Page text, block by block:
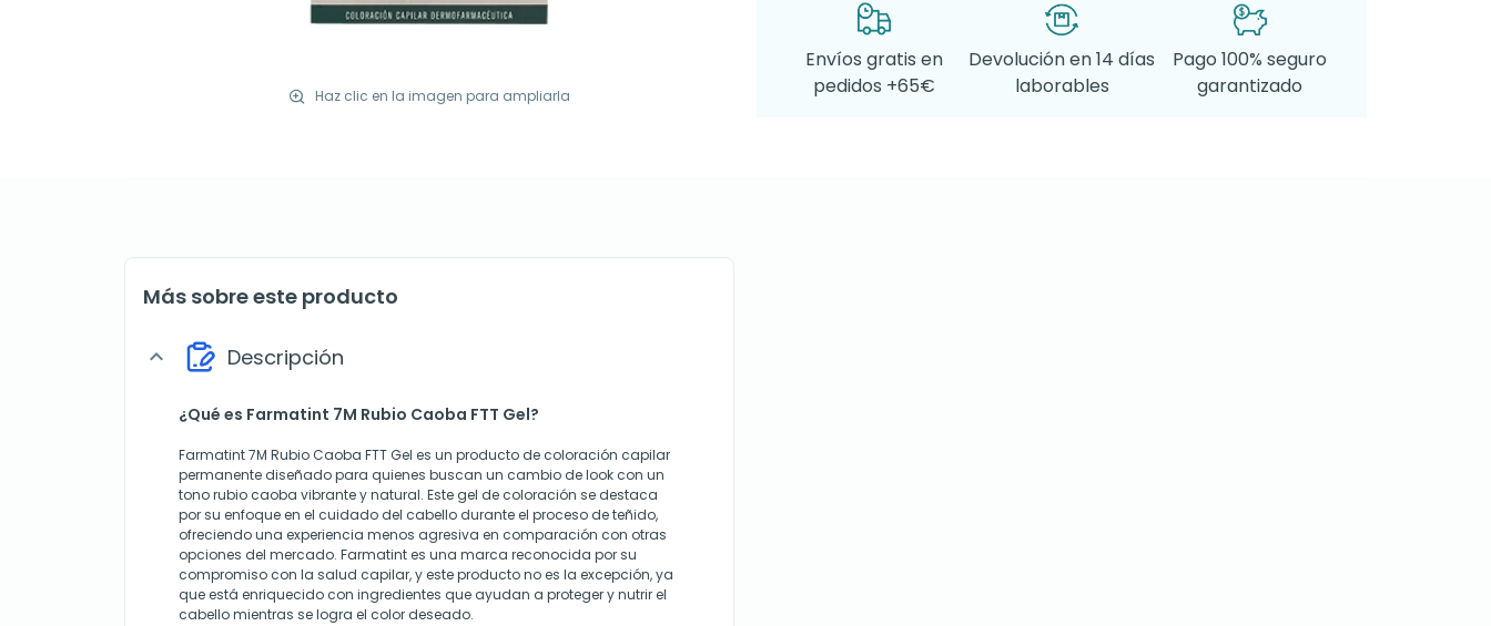
Haz clic en la imagen para ampliarla
Envíos gratis en
pedidos +65€
Devolución en 14 días
laborables
Pago 100% seguro
garantizado
Más sobre este producto
expand_more Descripción
¿Qué es Farmatint 7M Rubio Caoba FTT Gel?
Farmatint 7M Rubio Caoba FTT Gel es un producto de coloración capilar
permanente diseñado para quienes buscan un cambio de look con un
tono rubio caoba vibrante y natural. Este gel de coloración se destaca
por su enfoque en el cuidado del cabello durante el proceso de teñido,
ofreciendo una experiencia menos agresiva en comparación con otras
opciones del mercado. Farmatint es una marca reconocida por su
compromiso con la salud capilar, y este producto no es la excepción, ya
que está enriquecido con ingredientes que ayudan a proteger y nutrir el
cabello mientras se logra el color deseado.